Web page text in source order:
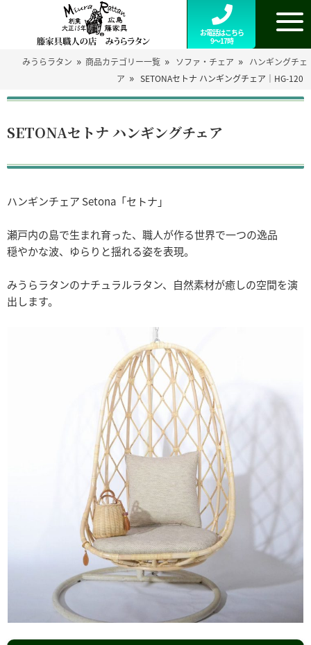
お電話はこちら
9～17時
みうらラタン » 商品カテゴリー一覧 » ソファ・チェア » ハンギングチェ
ア » SETONAセトナ ハンギングチェア｜HG-120
SETONAセトナ ハンギングチェア
ハンギンチェア Setona「セトナ」
瀬戸内の島で生まれ育った、職人が作る世界で一つの逸品
穏やかな波、ゆらりと揺れる姿を表現。
みうらラタンのナチュラルラタン、自然素材が癒しの空間を演
出します。